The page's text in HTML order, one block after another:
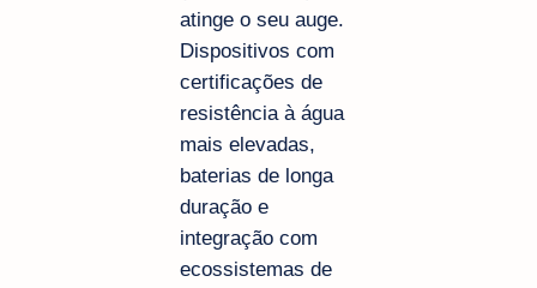
atinge o seu auge.
Dispositivos com
certificações de
resistência à água
mais elevadas,
baterias de longa
duração e
integração com
ecossistemas de